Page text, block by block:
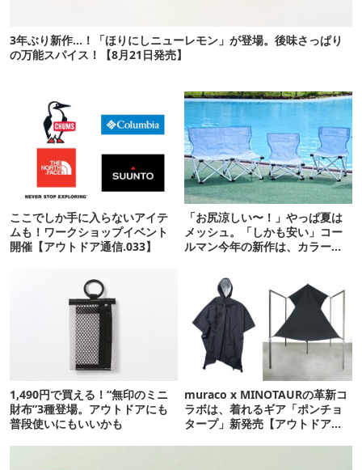
3年ぶり新作…！「ほりにしニューレモン」が登場。後味さっぱり
の万能スパイス！【8月21日発売】
ここでしか手に入らないアイテ
ムも！ワークショップイベント
開催【アウトドア通信.033】
「お尻涼しい〜！」やっぱ夏は
メッシュ。「しかも安い」コー
ルマン今年の新作は、カラーも
1,490円で買える！“無印のミニ
財布”3種登場。アウトドアにも
普段使いにもいいかも
muraco x MINOTAURの革新コ
ラボは、着れるギア「ポンチョ
タープ」新発売【アウトドア通